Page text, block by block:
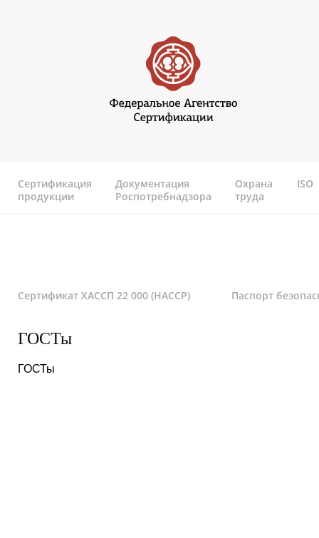
Сертификация
продукции
Документация
Роспотребнадзора
Охрана
труда
ISO
Сертификат ХАССП 22 000 (HACCP) Паспорт
ГОСТы
ГОСТы